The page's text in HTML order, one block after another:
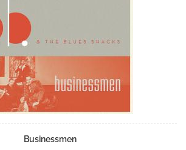
Businessmen